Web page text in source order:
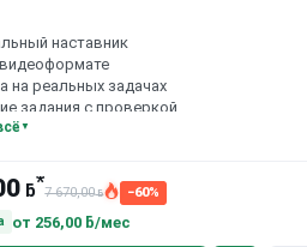
наставник
на реальных задачах
задания с проверкой
пробный урок
ƃ*
7 670,00ƃ
−60%
от 256,00 ƃ/мес